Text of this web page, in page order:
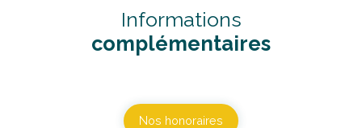
Informations
complémentaires
Nos honoraires